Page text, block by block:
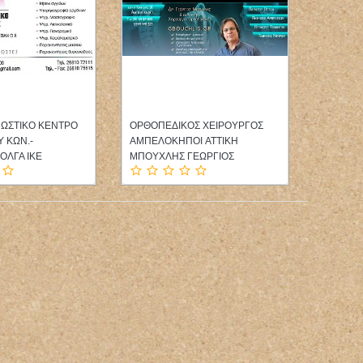
ΚΕΝΤΡΟ
ΚΩΝ.-
ΙΚΕ
ΟΡΘΟΠΕΔΙΚΟΣ ΧΕΙΡΟΥΡΓΟΣ
ΑΜΠΕΛΟΚΗΠΟΙ ATTIKH
ΜΠΟΥΧΛΗΣ ΓΕΩΡΓΙΟΣ